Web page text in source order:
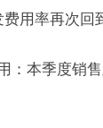
用率再次回
：本季度销